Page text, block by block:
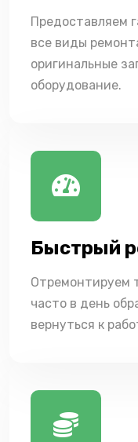
Предоставляем
все виды
оригинальные
оборудование.
Быстрый
Отремонтируем
часто в день
вернуться к